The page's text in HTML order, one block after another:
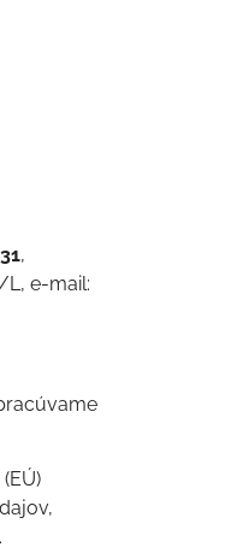
,
L, e-mail: